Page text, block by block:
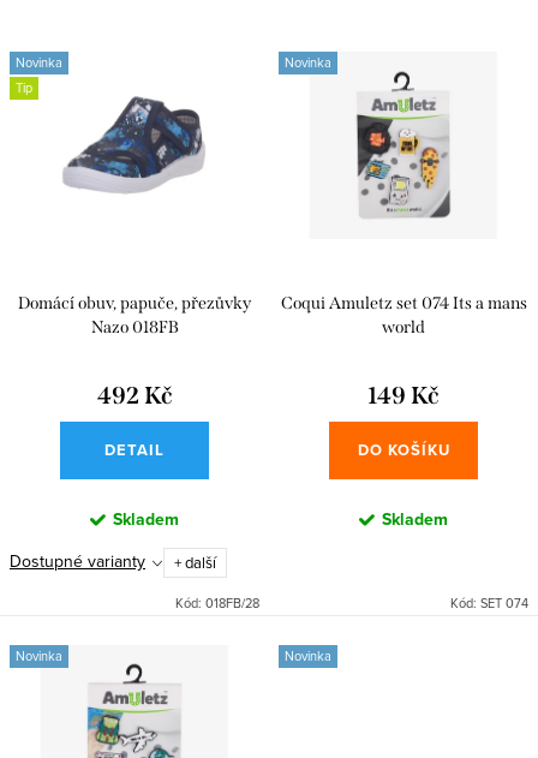
n
í
u
Nejdražší
V
ý
o
Novinka
Tip
Domácí obuv, papuče, přezůvky
Nazo 018FB
492 Kč
DETAIL
Skladem
Dostupné varianty + další
Kód: 018FB/28
Novinka
Coqui Amuletz set 074 Its a mans
world
149 Kč
DO KOŠÍKU
Skladem
Kód: SET 074
Novinka Novinka